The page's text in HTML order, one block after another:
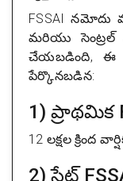
FSSAI నమోదు
మరియు
చేయబడింది, ఈ
పేర్కొనబడిన:
1) ప్రాథమిక
12 లక్షల క్రింద
2) స్టేట్